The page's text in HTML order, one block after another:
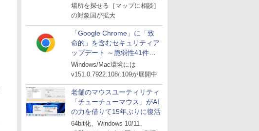
場所を探せる［マップに相談］
の対象国が拡大
「Google Chrome」に「致
命的」を含むセキュリティア
ップデート ～脆弱性41件に
対処
Windows/Mac環境には
v151.0.7922.108/.109が展開中
老舗のマウスユーティリティ
「チューチューマウス」がAI
の力を借りて15年ぶりに復活
64bit化、Windows 10/11、